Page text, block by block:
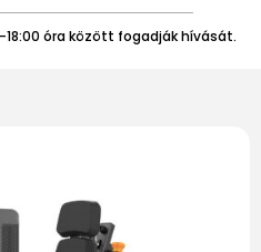
18:00 óra között fogadják hívását.